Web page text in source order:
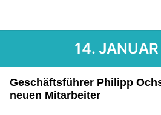
14.
Geschäftsführer Philipp
neuen Mitarbeiter